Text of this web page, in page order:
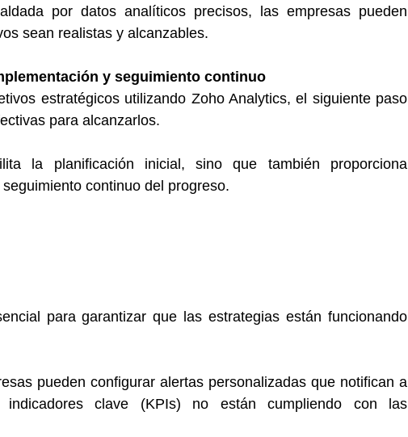
por datos analíticos precisos, las empresas pueden
sean realistas y alcanzables.
y seguimiento continuo
estratégicos utilizando Zoho Analytics, el siguiente paso
para alcanzarlos.
la planificación inicial, sino que también proporciona
continuo del progreso.
para garantizar que las estrategias están funcionando
pueden configurar alertas personalizadas que notifican a
indicadores clave (KPIs) no están cumpliendo con las